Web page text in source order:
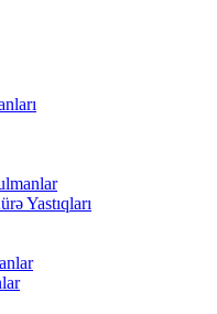
Yastıqları